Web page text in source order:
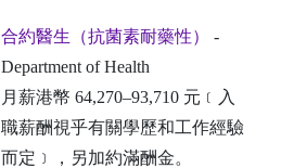
合約醫生（抗菌素耐藥性）
-
Department of Health
月薪港幣 64,270–93,710 元﹝入
職薪酬視乎有關學歷和工作經驗
而定﹞，另加約滿酬金。